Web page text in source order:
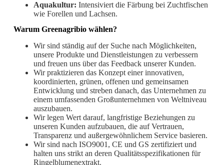
Aquakultur: Intensiviert die Färbung bei Zuchtfischen
wie Forellen und Lachsen.
Warum Greenagribio wählen?
Wir sind ständig auf der Suche nach Möglichkeiten,
unsere Produkte und Dienstleistungen zu verbessern
und freuen uns über das Feedback unserer Kunden.
Wir praktizieren das Konzept einer innovativen,
koordinierten, grünen, offenen und gemeinsamen
Entwicklung und streben danach, das Unternehmen zu
einem umfassenden Großunternehmen von Weltniveau
auszubauen.
Wir legen Wert darauf, langfristige Beziehungen zu
unseren Kunden aufzubauen, die auf Vertrauen,
Transparenz und außergewöhnlichem Service basieren.
Wir sind nach ISO9001, CE und GS zertifiziert und
halten uns strikt an deren Qualitätsspezifikationen für
Ringelblumenextrakt.